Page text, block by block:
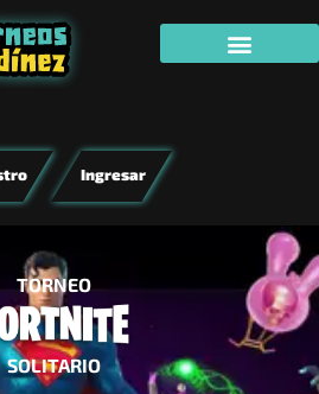
Ingresar
TORNEO
SOLITARIO